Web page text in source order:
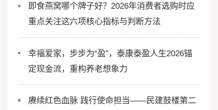
即食燕窝哪个牌子好？2026年消费者选购时应
重点关注这六项核心指标与判断方法
幸福爱家，步步为“盈”，泰康泰盈人生2026锚
定现金流，重构养老想象力
赓续红色血脉 践行使命担当——民建鼓楼第二